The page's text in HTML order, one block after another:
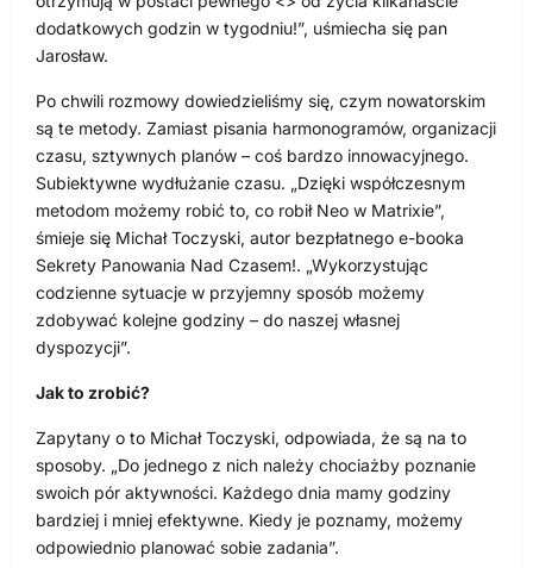
dodatkowych godzin w tygodniu!”, uśmiecha się pan
Jarosław.
Po chwili rozmowy dowiedzieliśmy się, czym nowatorskim
są te metody. Zamiast pisania harmonogramów, organizacji
czasu, sztywnych planów – coś bardzo innowacyjnego.
Subiektywne wydłużanie czasu. „Dzięki współczesnym
metodom możemy robić to, co robił Neo w Matrixie”,
śmieje się Michał Toczyski, autor bezpłatnego e-booka
Sekrety Panowania Nad Czasem!. „Wykorzystując
codzienne sytuacje w przyjemny sposób możemy
zdobywać kolejne godziny – do naszej własnej
dyspozycji”.
Jak to zrobić?
Zapytany o to Michał Toczyski, odpowiada, że są na to
sposoby. „Do jednego z nich należy chociażby poznanie
swoich pór aktywności. Każdego dnia mamy godziny
bardziej i mniej efektywne. Kiedy je poznamy, możemy
odpowiednio planować sobie zadania”.